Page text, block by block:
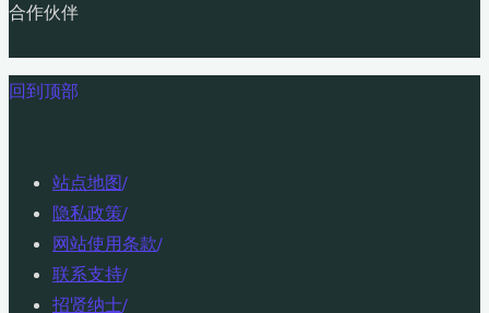
合作伙伴
回到顶部
站点地图/
隐私政策/
网站使用条款/
联系支持/
招贤纳士/